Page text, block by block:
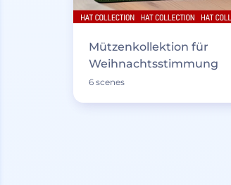
Mützenkollektion für
Weihnachtsstimmung
6 scenes